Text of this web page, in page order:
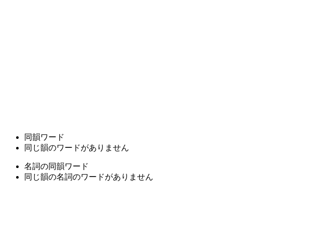
同韻ワード
同じ韻のワードがありません
名詞の同韻ワード
同じ韻の名詞のワードがありません